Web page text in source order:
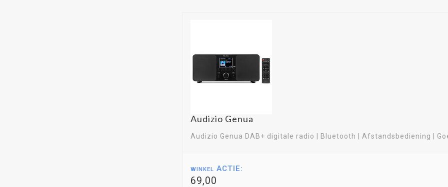
Audizio Genua
Audizio Genua DAB+ digitale radio | Bluetooth | Afstandsbediening |
winkel ACTIE:
69,00